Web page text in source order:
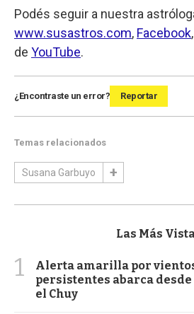
Podés seguir a nuestra
www.susastros.com, Facebook,
de YouTube.
¿Encontraste un error? Reportar
Temas relacionados
Susana Garbuyo
Las Más
1
Alerta amarilla por
persistentes abarca
el Chuy